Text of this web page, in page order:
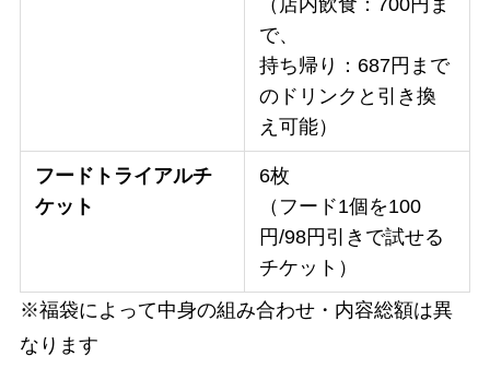
（店内飲食：700円ま
で、
持ち帰り：687円まで
のドリンクと引き換
え可能）
フードトライアルチ
ケット
6枚
（フード1個を100
円/98円引きで試せる
チケット）
※福袋によって中身の組み合わせ・内容総額は異
なります